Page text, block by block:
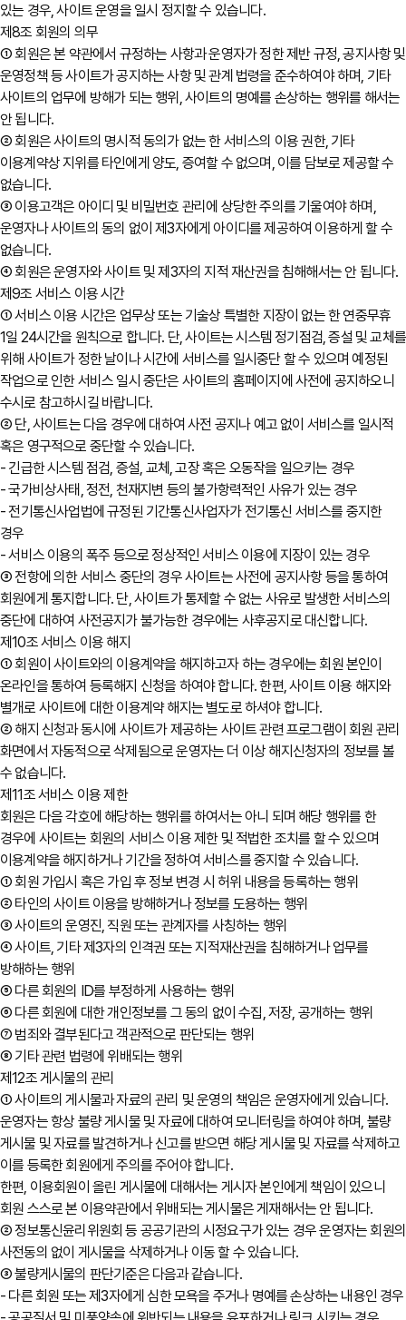
있는 경우, 사이트 운영을 일시 정지할 수 있습니다.
제8조 회원의 의무
① 회원은 본 약관에서 규정하는 사항과 운영자가 정한 제반 규정, 공지사항 및
운영정책 등 사이트가 공지하는 사항 및 관계 법령을 준수하여야 하며, 기타
사이트의 업무에 방해가 되는 행위, 사이트의 명예를 손상하는 행위를 해서는
안 됩니다.
② 회원은 사이트의 명시적 동의가 없는 한 서비스의 이용 권한, 기타
이용계약상 지위를 타인에게 양도, 증여할 수 없으며, 이를 담보로 제공할 수
없습니다.
③ 이용고객은 아이디 및 비밀번호 관리에 상당한 주의를 기울여야 하며,
운영자나 사이트의 동의 없이 제3자에게 아이디를 제공하여 이용하게 할 수
없습니다.
④ 회원은 운영자와 사이트 및 제3자의 지적 재산권을 침해해서는 안 됩니다.
제9조 서비스 이용 시간
① 서비스 이용 시간은 업무상 또는 기술상 특별한 지장이 없는 한 연중무휴
1일 24시간을 원칙으로 합니다. 단, 사이트는 시스템 정기점검, 증설 및 교체를
위해 사이트가 정한 날이나 시간에 서비스를 일시중단 할 수 있으며 예정된
작업으로 인한 서비스 일시 중단은 사이트의 홈페이지에 사전에 공지하오니
수시로 참고하시길 바랍니다.
② 단, 사이트는 다음 경우에 대하여 사전 공지나 예고 없이 서비스를 일시적
혹은 영구적으로 중단할 수 있습니다.
- 긴급한 시스템 점검, 증설, 교체, 고장 혹은 오동작을 일으키는 경우
- 국가비상사태, 정전, 천재지변 등의 불가항력적인 사유가 있는 경우
- 전기통신사업법에 규정된 기간통신사업자가 전기통신 서비스를 중지한
경우
- 서비스 이용의 폭주 등으로 정상적인 서비스 이용에 지장이 있는 경우
③ 전항에 의한 서비스 중단의 경우 사이트는 사전에 공지사항 등을 통하여
회원에게 통지합니다. 단, 사이트가 통제할 수 없는 사유로 발생한 서비스의
중단에 대하여 사전공지가 불가능한 경우에는 사후공지로 대신합니다.
제10조 서비스 이용 해지
① 회원이 사이트와의 이용계약을 해지하고자 하는 경우에는 회원 본인이
온라인을 통하여 등록해지 신청을 하여야 합니다. 한편, 사이트 이용 해지와
별개로 사이트에 대한 이용계약 해지는 별도로 하셔야 합니다.
② 해지 신청과 동시에 사이트가 제공하는 사이트 관련 프로그램이 회원 관리
화면에서 자동적으로 삭제됨으로 운영자는 더 이상 해지신청자의 정보를 볼
수 없습니다.
제11조 서비스 이용 제한
회원은 다음 각호에 해당하는 행위를 하여서는 아니 되며 해당 행위를 한
경우에 사이트는 회원의 서비스 이용 제한 및 적법한 조치를 할 수 있으며
이용계약을 해지하거나 기간을 정하여 서비스를 중지할 수 있습니다.
① 회원 가입시 혹은 가입 후 정보 변경 시 허위 내용을 등록하는 행위
② 타인의 사이트 이용을 방해하거나 정보를 도용하는 행위
③ 사이트의 운영진, 직원 또는 관계자를 사칭하는 행위
④ 사이트, 기타 제3자의 인격권 또는 지적재산권을 침해하거나 업무를
방해하는 행위
⑤ 다른 회원의 ID를 부정하게 사용하는 행위
⑥ 다른 회원에 대한 개인정보를 그 동의 없이 수집, 저장, 공개하는 행위
⑦ 범죄와 결부된다고 객관적으로 판단되는 행위
⑧ 기타 관련 법령에 위배되는 행위
제12조 게시물의 관리
① 사이트의 게시물과 자료의 관리 및 운영의 책임은 운영자에게 있습니다.
운영자는 항상 불량 게시물 및 자료에 대하여 모니터링을 하여야 하며, 불량
게시물 및 자료를 발견하거나 신고를 받으면 해당 게시물 및 자료를 삭제하고
이를 등록한 회원에게 주의를 주어야 합니다.
한편, 이용회원이 올린 게시물에 대해서는 게시자 본인에게 책임이 있으니
회원 스스로 본 이용약관에서 위배되는 게시물은 게재해서는 안 됩니다.
② 정보통신윤리위원회 등 공공기관의 시정요구가 있는 경우 운영자는 회원의
사전동의 없이 게시물을 삭제하거나 이동 할 수 있습니다.
③ 불량게시물의 판단기준은 다음과 같습니다.
- 다른 회원 또는 제3자에게 심한 모욕을 주거나 명예를 손상하는 내용인 경우